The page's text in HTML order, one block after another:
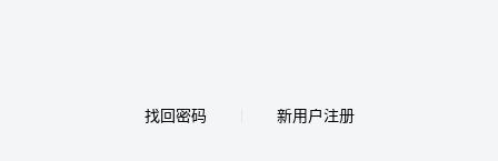
找回密码 新用户注册